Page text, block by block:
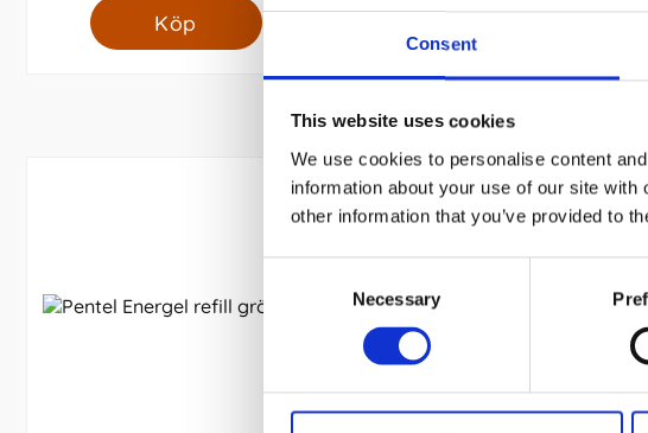
Consent
This website uses cookies
We use cookies to personalise content
information about your use of our site
other information that you’ve provided to
Selection
Necessary
Köp